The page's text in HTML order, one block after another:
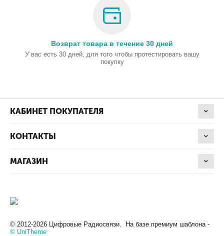
Возврат товара в течение 30 дней
У вас есть 30 дней, для того чтобы протестировать вашу
покупку
КАБИНЕТ ПОКУПАТЕЛЯ
КОНТАКТЫ
МАГАЗИН
© 2012-2026 Цифровые Радиосвязи. На базе премиум шаблона -
© UniTheme